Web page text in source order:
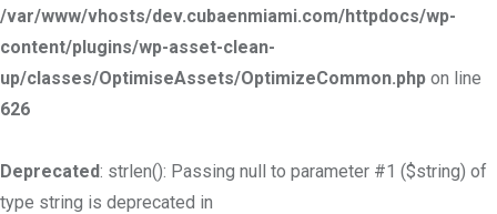
/var/www/vhosts/dev.cubaenmiami.com/httpdocs/wp-
content/plugins/wp-asset-clean-
up/classes/OptimiseAssets/OptimizeCommon.php on line
626
Deprecated: strlen(): Passing null to parameter #1 ($string) of
type string is deprecated in